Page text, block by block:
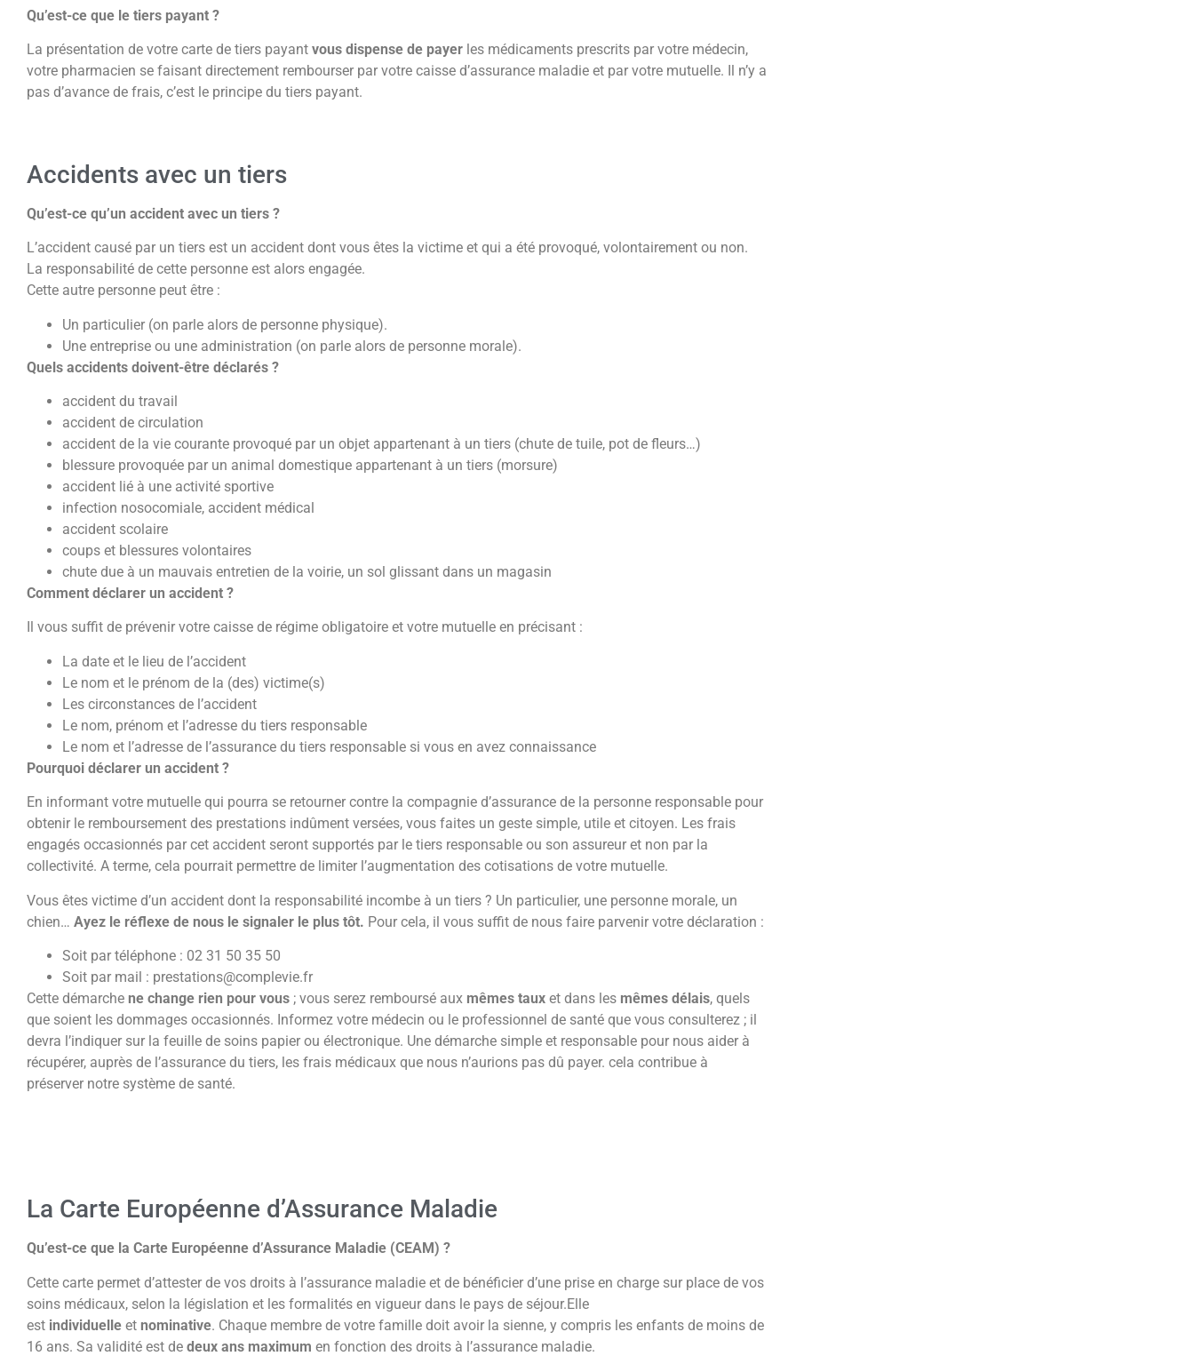
Qu’est-ce que le tiers payant ?
La présentation de votre carte de tiers payant vous dispense de payer les médicaments prescrits par votre médecin,
votre pharmacien se faisant directement rembourser par votre caisse d’assurance maladie et par votre mutuelle. Il n’y a
pas d’avance de frais, c’est le principe du tiers payant.
Accidents avec un tiers
Qu’est-ce qu’un accident avec un tiers ?
L’accident causé par un tiers est un accident dont vous êtes la victime et qui a été provoqué, volontairement ou non.
La responsabilité de cette personne est alors engagée.
Cette autre personne peut être :
Un particulier (on parle alors de personne physique).
Une entreprise ou une administration (on parle alors de personne morale).
Quels accidents doivent-être déclarés ?
accident du travail
accident de circulation
accident de la vie courante provoqué par un objet appartenant à un tiers (chute de tuile, pot de fleurs…)
blessure provoquée par un animal domestique appartenant à un tiers (morsure)
accident lié à une activité sportive
infection nosocomiale, accident médical
accident scolaire
coups et blessures volontaires
chute due à un mauvais entretien de la voirie, un sol glissant dans un magasin
Comment déclarer un accident ?
Il vous suffit de prévenir votre caisse de régime obligatoire et votre mutuelle en précisant :
La date et le lieu de l’accident
Le nom et le prénom de la (des) victime(s)
Les circonstances de l’accident
Le nom, prénom et l’adresse du tiers responsable
Le nom et l’adresse de l’assurance du tiers responsable si vous en avez connaissance
Pourquoi déclarer un accident ?
En informant votre mutuelle qui pourra se retourner contre la compagnie d’assurance de la personne responsable pour
obtenir le remboursement des prestations indûment versées, vous faites un geste simple, utile et citoyen. Les frais
engagés occasionnés par cet accident seront supportés par le tiers responsable ou son assureur et non par la
collectivité. A terme, cela pourrait permettre de limiter l’augmentation des cotisations de votre mutuelle.
Vous êtes victime d’un accident dont la responsabilité incombe à un tiers ? Un particulier, une personne morale, un
chien… Ayez le réflexe de nous le signaler le plus tôt. Pour cela, il vous suffit de nous faire parvenir votre déclaration :
Soit par téléphone : 02 31 50 35 50
Soit par mail : prestations@complevie.fr
Cette démarche ne change rien pour vous ; vous serez remboursé aux mêmes taux et dans les mêmes délais, quels
que soient les dommages occasionnés. Informez votre médecin ou le professionnel de santé que vous consulterez ; il
devra l’indiquer sur la feuille de soins papier ou électronique. Une démarche simple et responsable pour nous aider à
récupérer, auprès de l’assurance du tiers, les frais médicaux que nous n’aurions pas dû payer. cela contribue à
préserver notre système de santé.
La Carte Européenne d’Assurance Maladie
Qu’est-ce que la Carte Européenne d’Assurance Maladie (CEAM) ?
Cette carte permet d’attester de vos droits à l’assurance maladie et de bénéficier d’une prise en charge sur place de vos
soins médicaux, selon la législation et les formalités en vigueur dans le pays de séjour.Elle
est individuelle et nominative. Chaque membre de votre famille doit avoir la sienne, y compris les enfants de moins de
16 ans. Sa validité est de deux ans maximum en fonction des droits à l’assurance maladie.